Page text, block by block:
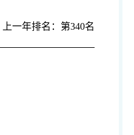
上一年排名：第340名